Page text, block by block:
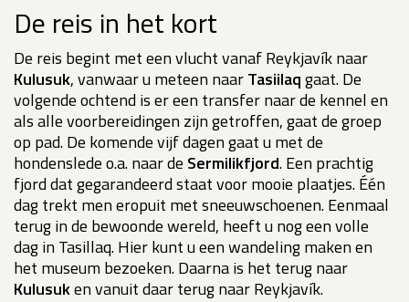
De reis in het kort
De reis begint met een vlucht vanaf Reykjavík naar
Kulusuk, vanwaar u meteen naarTasiilaqgaat. De
volgende ochtend is er een transfer naar de kennel en
als alle voorbereidingen zijn getroffen, gaat de groep
op pad. De komende vijf dagen gaat u met de
hondenslede o.a. naar de Sermilikfjord. Een prachtig
fjord dat gegarandeerd staat voor mooie plaatjes. Één
dag trekt men eropuit met sneeuwschoenen. Eenmaal
terug in de bewoonde wereld, heeft u nog een volle
dag in Tasillaq. Hier kunt u een wandeling maken en
het museum bezoeken. Daarna is het terug naar
Kulusuken vanuit daar terug naar Reykjavík.